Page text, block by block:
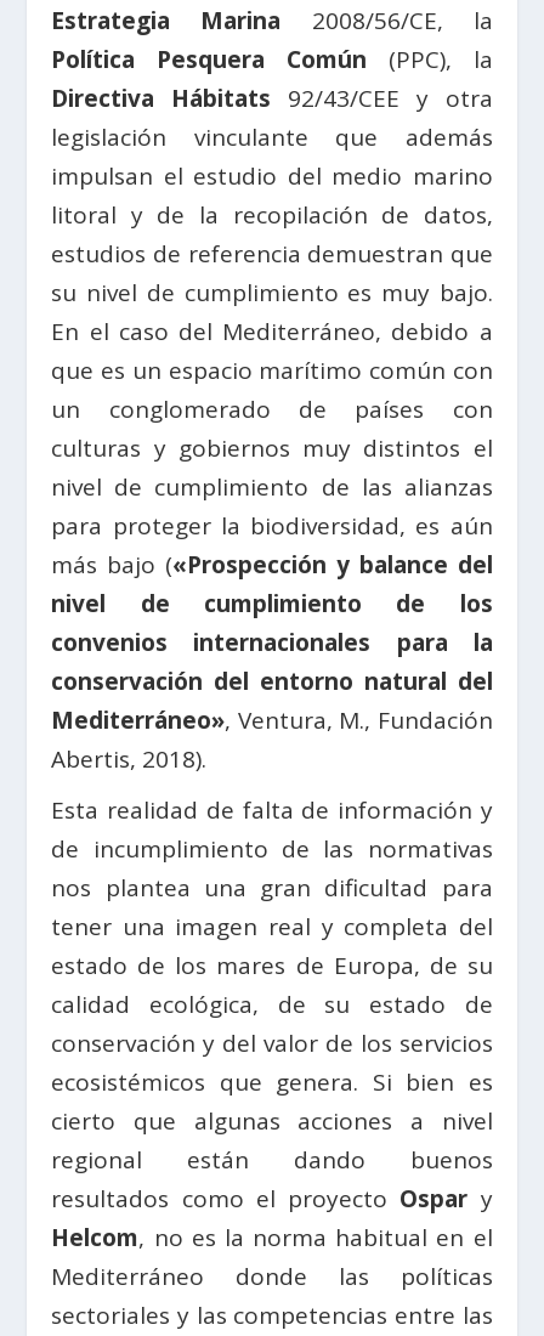
Estrategia Marina 2008/56/CE, la
Política Pesquera Común (PPC), la
Directiva Hábitats 92/43/CEE y otra
legislación vinculante que además
impulsan el estudio del medio marino
litoral y de la recopilación de datos,
estudios de referencia demuestran que
su nivel de cumplimiento es muy bajo.
En el caso del Mediterráneo, debido a
que es un espacio marítimo común con
un conglomerado de países con
culturas y gobiernos muy distintos el
nivel de cumplimiento de las alianzas
para proteger la biodiversidad, es aún
más bajo («Prospección y balance del
nivel de cumplimiento de los
convenios internacionales para la
conservación del entorno natural del
Mediterráneo», Ventura, M., Fundación
Abertis, 2018).
Esta realidad de falta de información y
de incumplimiento de las normativas
nos plantea una gran dificultad para
tener una imagen real y completa del
estado de los mares de Europa, de su
calidad ecológica, de su estado de
conservación y del valor de los servicios
ecosistémicos que genera. Si bien es
cierto que algunas acciones a nivel
regional están dando buenos
resultados como el proyecto Ospar y
Helcom, no es la norma habitual en el
Mediterráneo donde las políticas
sectoriales y las competencias entre las